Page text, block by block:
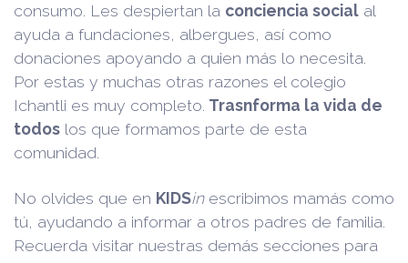
consumo. Les despiertan la conciencia social al
ayuda a fundaciones, albergues, así como
donaciones apoyando a quien más lo necesita.
Por estas y muchas otras razones el colegio
Ichantli es muy completo. Trasnforma la vida de
todos los que formamos parte de esta
comunidad.
No olvides que en KIDSinescribimos mamás como
tú, ayudando a informar a otros padres de familia.
Recuerda visitar nuestras demás secciones para